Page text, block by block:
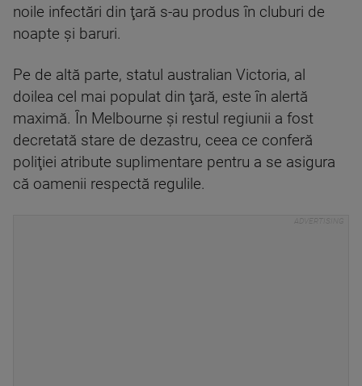
noile infectări din ţară s-au produs în cluburi de
noapte şi baruri.
Pe de altă parte, statul australian Victoria, al
doilea cel mai populat din ţară, este în alertă
maximă. În Melbourne şi restul regiunii a fost
decretată stare de dezastru, ceea ce conferă
poliţiei atribute suplimentare pentru a se asigura
că oamenii respectă regulile.